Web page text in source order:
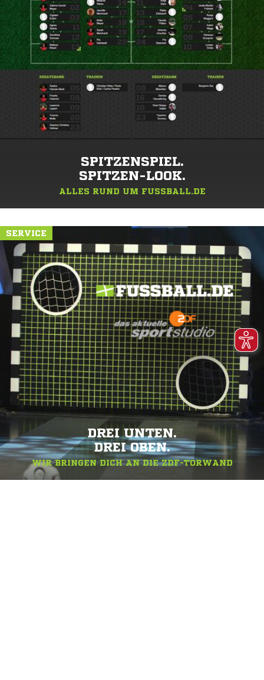
SPITZENSPIEL.
SPITZEN-LOOK.
ALLES RUND UM FUSSBALL.DE
SERVICE
DREI UNTEN.
DREI OBEN.
WIR BRINGEN DICH AN DIE ZDF-TORWAND